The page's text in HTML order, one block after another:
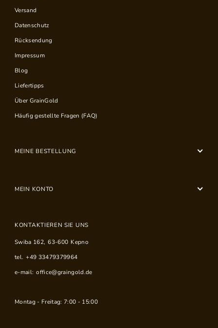
Versand
Datenschutz
Rücksendung
Impressum
Blog
Liefertipps
Über GrainGold
Häufig gestellte Fragen (FAQ)
MEINE BESTELLUNG
MEIN KONTO
KONTAKTIEREN SIE UNS
Swiba 162, 63-600 Kepno
tel. +49 33479379964
e-mail: office@graingold.de
Montag - Freitag: 7:00 - 15:00